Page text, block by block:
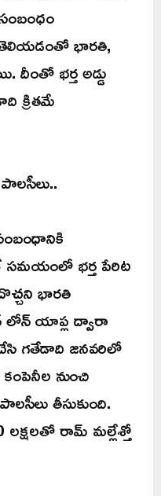
భారతి,
భర్త అడ్డు
క్రితమే
సమయంలో భర్త పేరిట
భారతి
లోన్ యాప్ల ద్వారా
చేసి గతేడాది జనవరిలో
నుంచి
తీసుకుంది.
లక్షలతో రామ్ మల్లేశ్తో